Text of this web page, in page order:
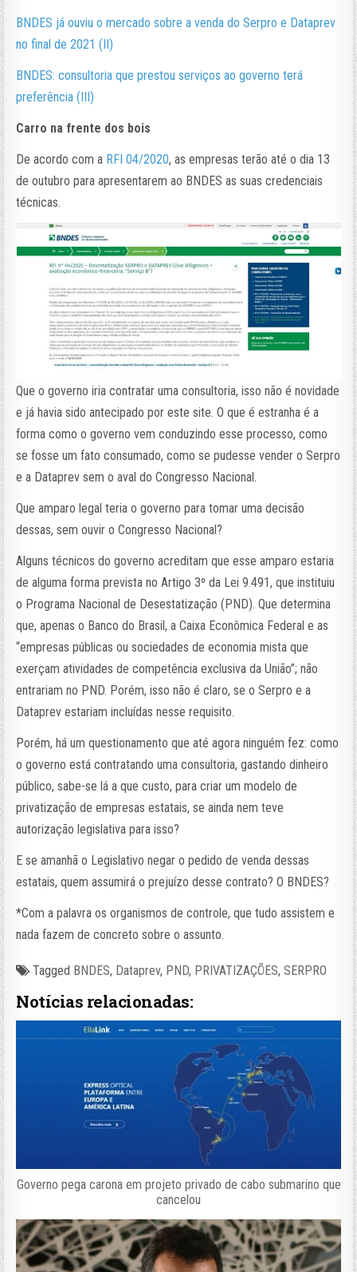
BNDES já ouviu o mercado sobre a venda do Serpro e Dataprev
no final de 2021 (II)
BNDES: consultoria que prestou serviços ao governo terá
preferência (III)
Carro na frente dos bois
De acordo com a RFI 04/2020, as empresas terão até o dia 13
de outubro para apresentarem ao BNDES as suas credenciais
técnicas.
Que o governo iria contratar uma consultoria, isso não é novidade
e já havia sido antecipado por este site. O que é estranha é a
forma como o governo vem conduzindo esse processo, como
se fosse um fato consumado, como se pudesse vender o Serpro
e a Dataprev sem o aval do Congresso Nacional.
Que amparo legal teria o governo para tomar uma decisão
dessas, sem ouvir o Congresso Nacional?
Alguns técnicos do governo acreditam que esse amparo estaria
de alguma forma prevista no Artigo 3º da Lei 9.491, que instituiu
o Programa Nacional de Desestatização (PND). Que determina
que, apenas o Banco do Brasil, a Caixa Econômica Federal e as
“empresas públicas ou sociedades de economia mista que
exerçam atividades de competência exclusiva da União”; não
entrariam no PND. Porém, isso não é claro, se o Serpro e a
Dataprev estariam incluídas nesse requisito.
Porém, há um questionamento que até agora ninguém fez: como
o governo está contratando uma consultoria, gastando dinheiro
público, sabe-se lá a que custo, para criar um modelo de
privatização de empresas estatais, se ainda nem teve
autorização legislativa para isso?
E se amanhã o Legislativo negar o pedido de venda dessas
estatais, quem assumirá o prejuízo desse contrato? O BNDES?
*Com a palavra os organismos de controle, que tudo assistem e
nada fazem de concreto sobre o assunto.
Tagged BNDES, Dataprev, PND, PRIVATIZAÇÕES,SERPRO
Notícias relacionadas:
Governo pega carona em projeto privado de cabo submarino que
cancelou